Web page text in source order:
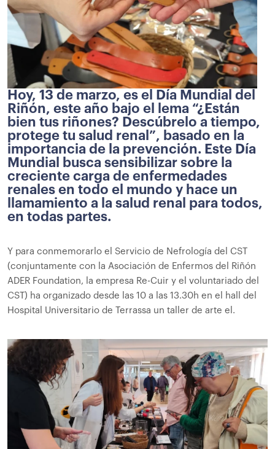
Hoy, 13 de marzo, es el Día Mundial del
Riñón, este año bajo el lema “¿Están
bien tus riñones? Descúbrelo a tiempo,
protege tu salud renal”, basado en la
importancia de la prevención. Este Día
Mundial busca sensibilizar sobre la
creciente carga de enfermedades
renales en todo el mundo y hace un
llamamiento a la salud renal para todos,
en todas partes.
Y para conmemorarlo el Servicio de Nefrología del CST
(conjuntamente con la Asociación de Enfermos del Riñón
ADER Foundation, la empresa Re-Cuir y el voluntariado del
CST) ha organizado desde las 10 a las 13.30h en el hall del
Hospital Universitario de Terrassa un taller de arte el.